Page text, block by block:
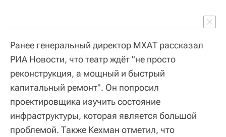
Ранее генеральный директор МХАТ рассказал
РИА Новости, что театр ждёт "не просто
реконструкция, а мощный и быстрый
капитальный ремонт". Он попросил
проектировщика изучить состояние
инфраструктуры, которая является большой
проблемой. Также Кехман отметил, что